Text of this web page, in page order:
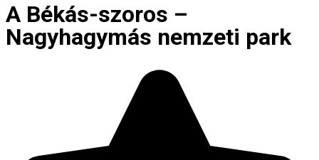
A Békás-szoros –
Nagyhagymás nemzeti park